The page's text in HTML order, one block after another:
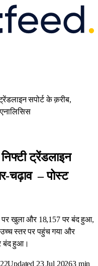
सपोर्ट के क़रीब,
ट्रेंडलाइन
चढ़ाव – पोस्ट
पर खुला और 18,157 पर बंद हुआ,
स्तर पर पहुंच गया और
बंद हुआ।
Updated 23 Jul 20263min